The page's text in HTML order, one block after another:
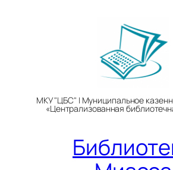
МКУ "ЦБС" | Муниципальное
«Централизованная